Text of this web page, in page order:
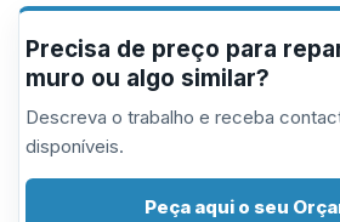
Precisa de preço para
muro ou algo similar?
Descreva o trabalho e receba
disponíveis.
Peça aqui o seu